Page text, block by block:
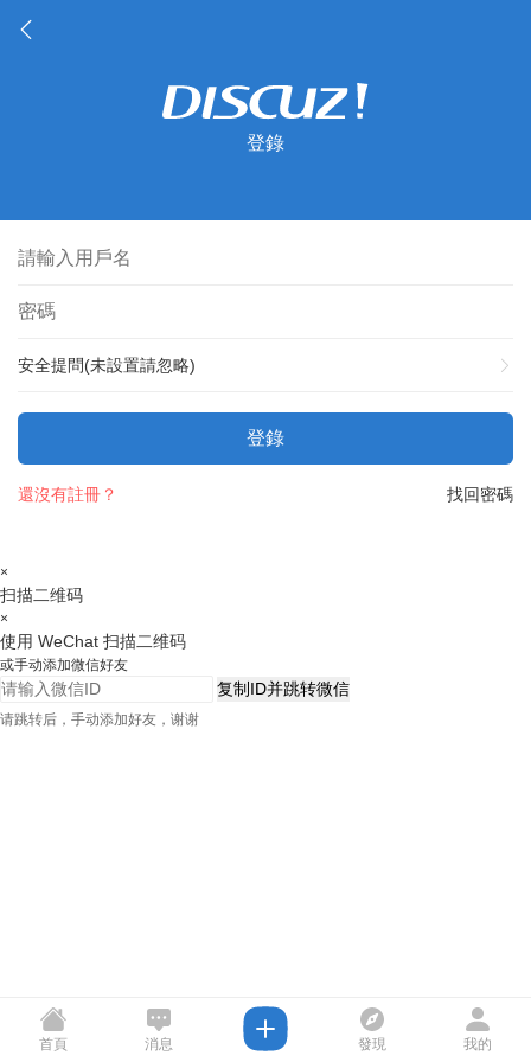
登錄
安全提問(未設置請忽略)
登錄
找回密碼
還沒有註冊？
×
扫描二维码
×
使用 WeChat 扫描二维码
或手动添加微信好友
复制ID并跳转微信
请跳转后，手动添加好友，谢谢
首頁 消息 發現 我的